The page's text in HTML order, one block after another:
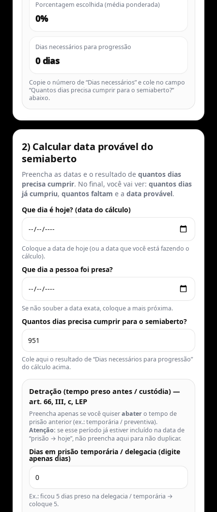
Porcentagem escolhida (média ponderada)
0%
Dias necessários para progressão
0 dias
Copie o número de “Dias necessários” e cole no campo
“Quantos dias precisa cumprir para o semiaberto?”
abaixo.
2) Calcular data provável do
semiaberto
Preencha as datas e o resultado de quantos dias
precisa cumprir. No final, você vai ver: quantos dias
já cumpriu, quantos faltam e a data provável.
Que dia é hoje? (data do cálculo)
Coloque a data de hoje (ou a data que você está fazendo o
cálculo).
Que dia a pessoa foi presa?
Se não souber a data exata, coloque a mais próxima.
Quantos dias precisa cumprir para o semiaberto?
Cole aqui o resultado de “Dias necessários para progressão”
do cálculo acima.
Detração (tempo preso antes / custódia) —
art. 66, III, c, LEP
Preencha apenas se você quiserabatero tempo de
prisão anterior (ex.: temporária / preventiva).
Atenção: se esse período já estiver incluído na data de
“prisão → hoje”, não preencha aqui para não duplicar.
Dias em prisão temporária / delegacia (digite
apenas dias)
Ex.: ficou 5 dias preso na delegacia / temporária →
coloque 5.